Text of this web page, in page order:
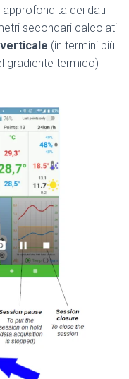
approfondita dei dati
secondari calcolati
(in termini più
gradiente termico)